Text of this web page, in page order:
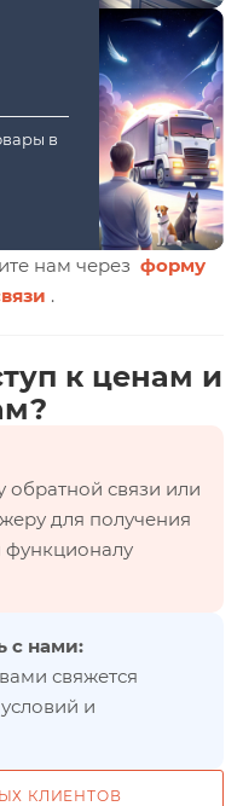
в
нам через форму
.
к ценам и
связи или
для получения
функционалу
с нами:
свяжется
и
КЛИЕНТОВ